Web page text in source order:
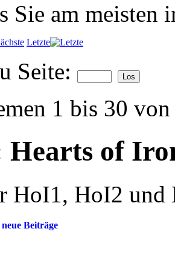
Sie am meisten
Letzte
Seite:
1 bis 30
Hearts of
HoI1, HoI2 und
neue Beiträge